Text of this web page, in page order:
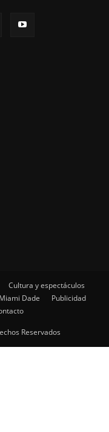
Cultura y espectáculos
Miami Dade
Publicidad
Reservados